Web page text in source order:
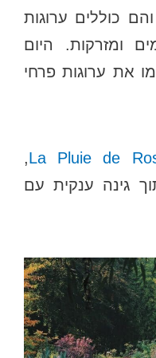
כוללים ערוגות
ומזרקות. היום
את ערוגות פרחי
La Pluie de
,
גינה ענקית עם